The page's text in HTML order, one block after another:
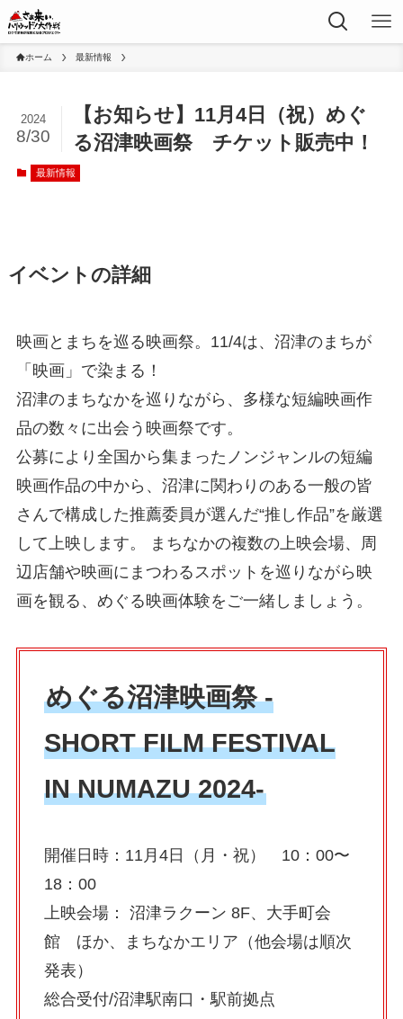
ホーム 最新情報
【お知らせ】11月4日（祝）めぐ
る沼津映画祭 チケット販売中！
2024
8/30
最新情報
イベントの詳細
映画とまちを巡る映画祭。​11/4は、沼津のまちが
「映画」で染まる！
沼津のまちなかを巡りながら、多様な短編映画作
品の数々に出会う映画祭です。
公募により全国から集まったノンジャンルの短編
映画作品の中から、沼津に関わりのある一般の皆
さんで構成した推薦委員が選んだ“推し作品”を厳選
して上映します。 まちなかの複数の上映会場、周
辺店舗や映画にまつわるスポットを巡りながら映
画を観る、めぐる映画体験をご一緒しましょう。
めぐる沼津映画祭 -
SHORT FILM FESTIVAL
IN NUMAZU 2024-
開催日時：11月4日（月・祝） 10：00〜
18：00
上映会場： 沼津ラクーン 8F、大手町会
館 ほか、まちなかエリア（他会場は順次
発表）
総合受付/沼津駅南口・駅前拠点